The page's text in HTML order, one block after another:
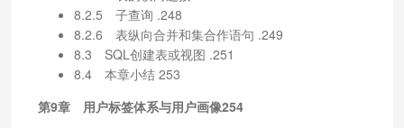
8.2.5 子查询 .248
8.2.6 表纵向合并和集合作语句 .249
8.3 SQL创建表或视图 .251
8.4 本章小结 253
第9章 用户标签体系与用户画像254